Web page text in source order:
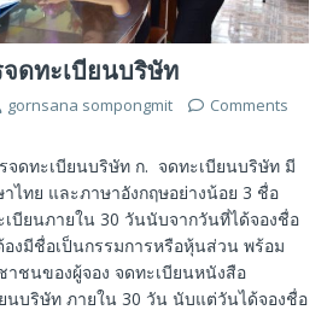
จดทะเบียนบริษัท
gornsana sompongmit
Comments
จดทะเบียนบริษัท ก. จดทะเบียนบริษัท มี
ไทย และภาษาอังกฤษอย่างน้อย 3 ชื่อ
เบียนภายใน 30 วันนับจากวันที่ได้จองชื่อ
งมีชื่อเป็นกรรมการหรือหุ้นส่วน พร้อม
าชนของผู้จอง จดทะเบียนหนังสือ
บริษัท ภายใน 30 วัน นับแต่วันได้จองชื่อ